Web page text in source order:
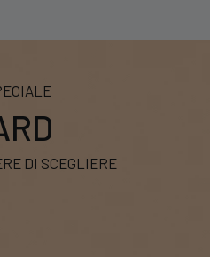
DI SCEGLIERE